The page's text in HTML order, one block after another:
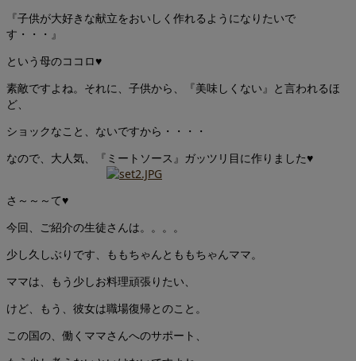
『子供が大好きな献立をおいしく作れるようになりたいで
す・・・』
という母のココロ♥
素敵ですよね。それに、子供から、『美味しくない』と言われるほ
ど、
ショックなこと、ないですから・・・・
なので、大人気、『ミートソース』ガッツリ目に作りました♥
さ～～～て♥
今回、ご紹介の生徒さんは。。。。
少し久しぶりです、ももちゃんとももちゃんママ。
ママは、もう少しお料理頑張りたい、
けど、もう、彼女は職場復帰とのこと。
この国の、働くママさんへのサポート、